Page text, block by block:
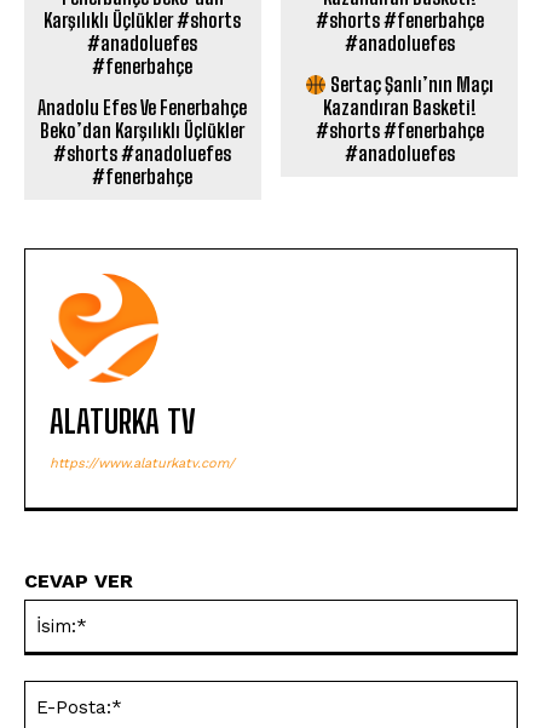
Anadolu Efes Ve Fenerbahçe
Beko’dan Karşılıklı Üçlükler
#shorts #anadoluefes
#fenerbahçe
Sertaç Şanlı’nın Maçı
Kazandıran Basketi!
#shorts #fenerbahçe
#anadoluefes
ALATURKA TV
https://www.alaturkatv.com/
CEVAP VER